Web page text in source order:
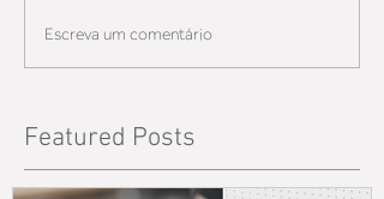
Escreva um comentário
Featured Posts